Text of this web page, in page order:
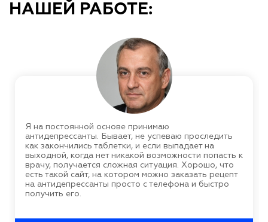
НАШЕЙ РАБОТЕ:
Я на постоянной основе принимаю
антидепрессанты. Бывает, не успеваю проследить
как закончились таблетки, и если выпадает на
выходной, когда нет никакой возможности попасть к
врачу, получается сложная ситуация. Хорошо, что
есть такой сайт, на котором можно заказать рецепт
на антидепрессанты просто с телефона и быстро
получить его.